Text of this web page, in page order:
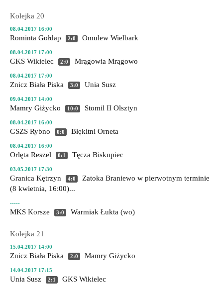
Kolejka 20
08.04.2017 16:00
Rominta Gołdap 2:0 Omulew Wielbark
08.04.2017 17:00
GKS Wikielec 2:0 Mrągowia Mrągowo
08.04.2017 17:00
Znicz Biała Piska 3:0 Unia Susz
09.04.2017 14:00
Mamry Giżycko 10:0 Stomil II Olsztyn
08.04.2017 16:00
GSZS Rybno 0:0 Błękitni Orneta
08.04.2017 16:00
Orlęta Reszel 0:1 Tęcza Biskupiec
03.05.2017 17:30
Granica Kętrzyn 4:0 Zatoka Braniewo w pierwotnym terminie
(8 kwietnia, 16:00)...
-----
MKS Korsze 3:0 Warmiak Łukta (wo)
Kolejka 21
15.04.2017 14:00
Znicz Biała Piska 2:0 Mamry Giżycko
14.04.2017 17:15
Unia Susz 2:1 GKS Wikielec